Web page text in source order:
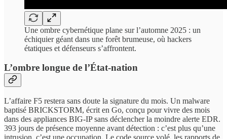
Une ombre cybernétique plane sur l’automne 2025 : un
échiquier géant dans une forêt brumeuse, où hackers
étatiques et défenseurs s’affrontent.
L’ombre longue de l’État-nation
L’affaire F5 restera sans doute la signature du mois. Un malware
baptisé BRICKSTORM, écrit en Go, conçu pour vivre des mois
dans des appliances BIG-IP sans déclencher la moindre alerte EDR.
393 jours de présence moyenne avant détection : c’est plus qu’une
intrusion, c’est une occupation. Le code source volé, les rapports de